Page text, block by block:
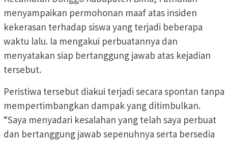
menyampaikan permohonan maaf atas insiden
kekerasan terhadap siswa yang terjadi beberapa
waktu lalu. Ia mengakui perbuatannya dan
menyatakan siap bertanggung jawab atas kejadian
tersebut.
Peristiwa tersebut diakui terjadi secara spontan tanpa
mempertimbangkan dampak yang ditimbulkan.
“Saya menyadari kesalahan yang telah saya perbuat
dan bertanggung jawab sepenuhnya serta bersedia